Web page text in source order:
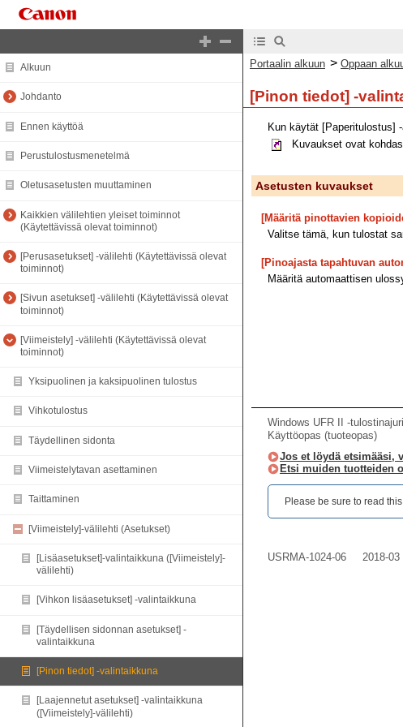
Portaalin alkuun > Oppaan
[Pinon tiedot] -
Kun käytät [Paperitulostus]
Kuvaukset ovat
Asetusten kuvaukset
[Määritä pinottavien
Valitse tämä, kun tulostat
[Pinoajasta tapahtuvan
Määritä automaattisen
Windows UFR II -tulostinajuri
Käyttöopas (tuoteopas)
Jos et löydä etsimääsi,
Etsi muiden tuotteiden
Please be sure to read
USRMA-1024-06 2018-03